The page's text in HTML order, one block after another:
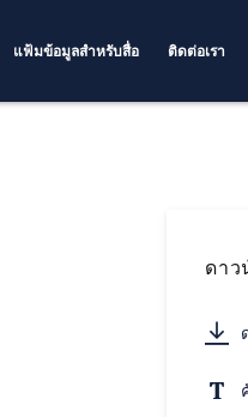
แฟ้มข้อมูลสำหรับสื่อ ติดต่อเรา
ดาว